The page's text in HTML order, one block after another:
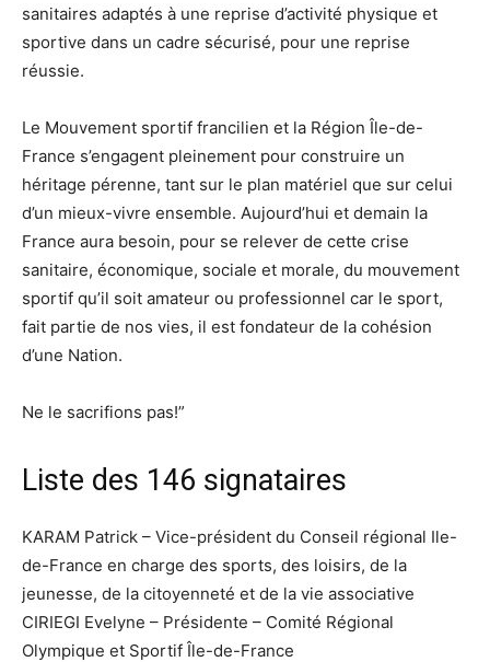
sanitaires adaptés à une reprise d’activité physique et
sportive dans un cadre sécurisé, pour une reprise
réussie.
Le Mouvement sportif francilien et la Région Île-de-
France s’engagent pleinement pour construire un
héritage pérenne, tant sur le plan matériel que sur celui
d’un mieux-vivre ensemble. Aujourd’hui et demain la
France aura besoin, pour se relever de cette crise
sanitaire, économique, sociale et morale, du mouvement
sportif qu’il soit amateur ou professionnel car le sport,
fait partie de nos vies, il est fondateur de la cohésion
d’une Nation.
Ne le sacrifions pas!”
Liste des 146 signataires
KARAM Patrick – Vice-président du Conseil régional Ile-
de-France en charge des sports, des loisirs, de la
jeunesse, de la citoyenneté et de la vie associative
CIRIEGI Evelyne – Présidente – Comité Régional
Olympique et Sportif Île-de-France